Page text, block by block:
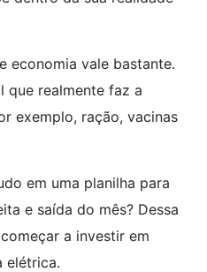
economia vale bastante.
que realmente faz a
exemplo, ração, vacinas
em uma planilha para
e saída do mês? Dessa
a investir em
elétrica.